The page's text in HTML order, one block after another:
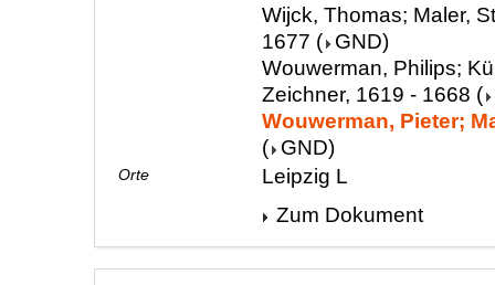
Wijck, Thomas; Maler,
1677 ( GND)
Wouwerman, Philips;
Zeichner, 1619 - 1668 (
Wouwerman, Pieter;
( GND)
Orte
Leipzig L
Zum Dokument